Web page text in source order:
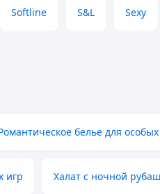
Softline S&L Sexy
белье для
игр Халат с ночной